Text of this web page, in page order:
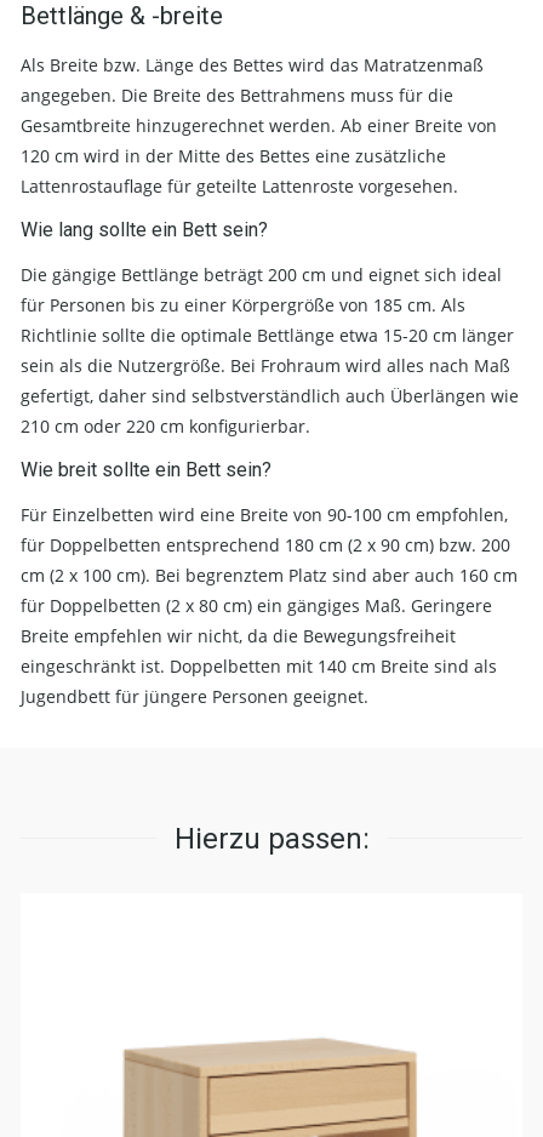
Bettlänge & -breite
Als Breite bzw. Länge des Bettes wird das Matratzenmaß
angegeben. Die Breite des Bettrahmens muss für die
Gesamtbreite hinzugerechnet werden. Ab einer Breite von
120 cm wird in der Mitte des Bettes eine zusätzliche
Lattenrostauflage für geteilte Lattenroste vorgesehen.
Wie lang sollte ein Bett sein?
Die gängige Bettlänge beträgt 200 cm und eignet sich ideal
für Personen bis zu einer Körpergröße von 185 cm. Als
Richtlinie sollte die optimale Bettlänge etwa 15-20 cm länger
sein als die Nutzergröße. Bei Frohraum wird alles nach Maß
gefertigt, daher sind selbstverständlich auch Überlängen wie
210 cm oder 220 cm konfigurierbar.
Wie breit sollte ein Bett sein?
Für Einzelbetten wird eine Breite von 90-100 cm empfohlen,
für Doppelbetten entsprechend 180 cm (2 x 90 cm) bzw. 200
cm (2 x 100 cm). Bei begrenztem Platz sind aber auch 160 cm
für Doppelbetten (2 x 80 cm) ein gängiges Maß. Geringere
Breite empfehlen wir nicht, da die Bewegungsfreiheit
eingeschränkt ist. Doppelbetten mit 140 cm Breite sind als
Jugendbett für jüngere Personen geeignet.
Hierzu passen: